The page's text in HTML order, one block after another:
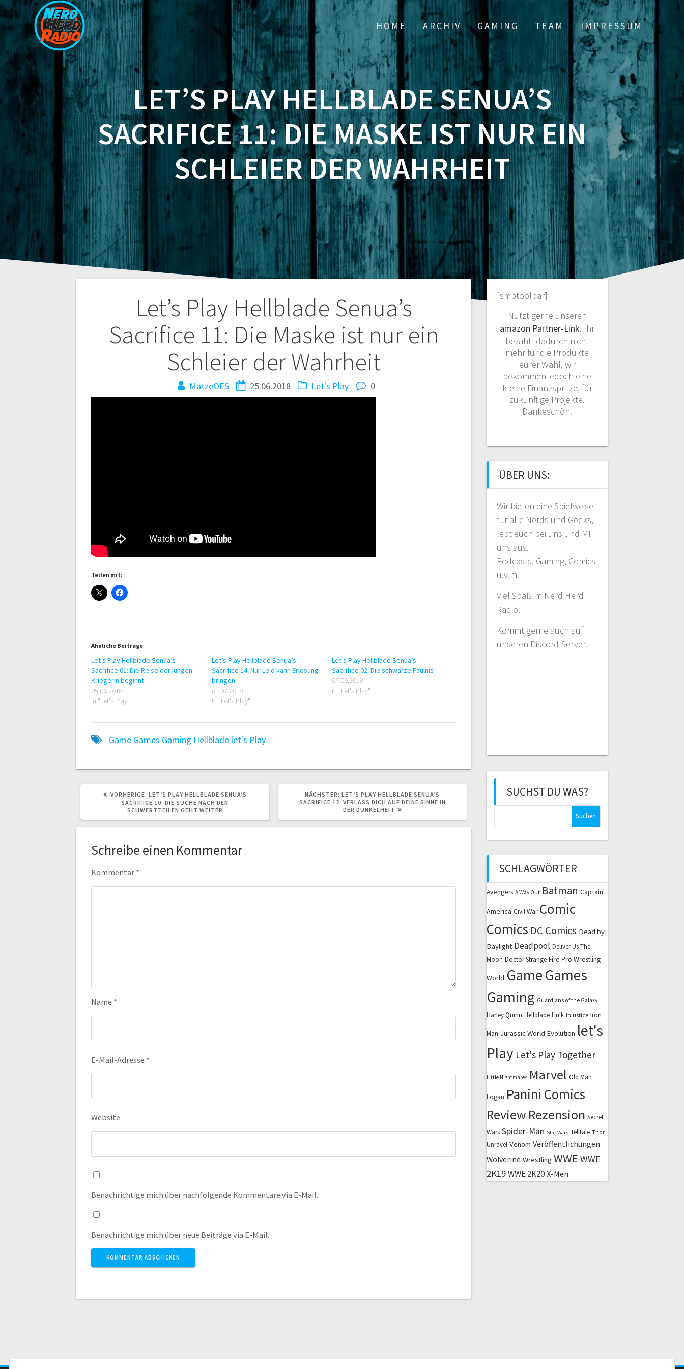
Zum
Inhalt
springen
HOME ARCHIV GAMING TEAM IMPRESSUM
LET’S PLAY HELLBLADE SENUA’S
SACRIFICE 11: DIE MASKE IST NUR EIN
SCHLEIER DER WAHRHEIT
Let’s Play Hellblade Senua’s
Sacrifice 11: Die Maske ist nur ein
Schleier der Wahrheit
MatzeOES 25.06.2018 Let's Play 0
Teilen mit:
Ähnliche Beiträge
Let’s Play Hellblade Senua’s
Sacrifice 01: Die Reise der jungen
Kriegerin beginnt
05.06.2018
In "Let's Play"
Let’s Play Hellblade Senua’s
Sacrifice 14: Nur Leid kann Erlösung
bringen
01.07.2018
In "Let's Play"
Let’s Play Hellblade Senua’s
Sacrifice 02: Die schwarze Fäulnis
07.06.2018
In "Let's Play"
Game Games Gaming Hellblade let's Play
Beitragsnavigation
VORHERIGE: VORHERIGER
BEITRAG:
LET’S PLAY HELLBLADE SENUA’S
SACRIFICE 10: DIE SUCHE NACH DEN
SCHWERTTEILEN GEHT WEITER
NÄCHSTER: NÄCHSTER
BEITRAG:
LET’S PLAY HELLBLADE SENUA’S
SACRIFICE 12: VERLASS DICH AUF DEINE SINNE IN
DER DUNKELHEIT
Schreibe einen Kommentar
Kommentar *
Name *
E-Mail-Adresse *
Website
Benachrichtige mich über nachfolgende Kommentare via E-Mail.
Benachrichtige mich über neue Beiträge via E-Mail.
[smbtoolbar]
Nutzt gerne unseren
amazon Partner-Link. Ihr
bezahlt dadurch nicht
mehr für die Produkte
eurer Wahl, wir
bekommen jedoch eine
kleine Finanzspritze, für
zukünftige Projekte.
Dankeschön.
ÜBER UNS:
Wir bieten eine Spielweise
für alle Nerds und Geeks,
lebt euch bei uns und MIT
uns aus.
Podcasts, Gaming, Comics
u.v.m.
Viel Spaß im Nerd Herd
Radio.
Kommt gerne auch auf
unseren Discord-Server.
SUCHST DU WAS?
SCHLAGWÖRTER
Avengers A Way Out Batman Captain
America Civil War Comic
Comics DC Comics Dead by
Daylight Deadpool Deliver Us The
Moon Doctor Strange Fire Pro Wrestling
World GameGames
Gaming Guardians of the Galaxy
Harley Quinn Hellblade Hulk Injustice Iron
Man Jurassic World Evolution let's
Play Let's Play Together
Little Nightmares Marvel Old Man
Logan Panini Comics
Review Rezension Secret
Wars Spider-Man Star Wars Telltale Thor
Unravel Venom Veröffentlichungen
Wolverine Wrestling WWE WWE
2K19WWE 2K20 X-Men